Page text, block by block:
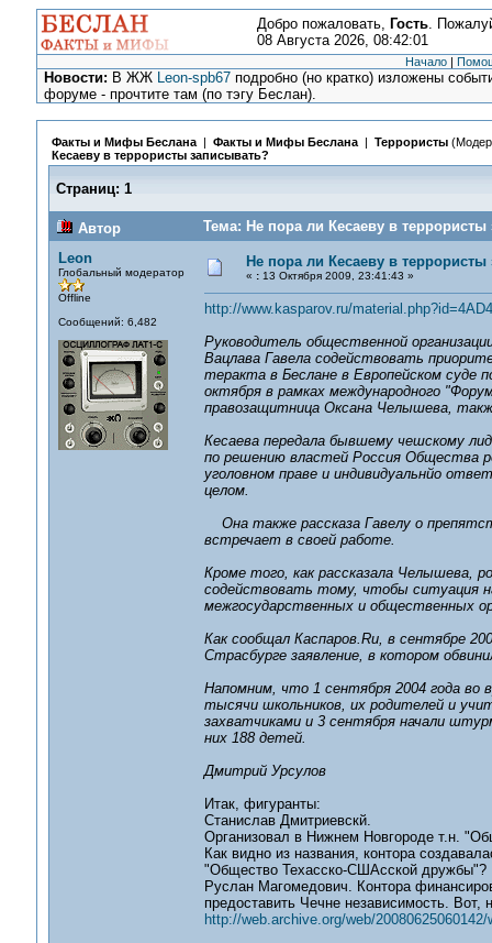
Добро пожаловать, Гость.
08 Августа 2026, 08:42:01
Начало |
Новости: В ЖЖ Leon-spb67 подробно (но кратко) изложены
форуме - прочтите там (по тэгу Беслан).
Факты и Мифы Беслана| Факты и Мифы Беслана| Террористы
Кесаеву в террористы записывать?
Страниц: 1
Автор
Тема: Не пора ли Кесаеву в
Leon
Глобальный модератор
Offline
Сообщений: 6,482
Не пора ли Кесаеву в террористы
« :13 Октября 2009, 23:41:43 »
http://www.kasparov.ru/
Руководитель общественной
Вацлава Гавела содействовать
теракта в Беслане в Европейском суде
октября в рамках международного
правозащитница Оксана Челышева,
Кесаева передала бывшему чешскому
по решению властей Россия Общества
уголовном праве и индивидуальнйо
целом.
Она также рассказа Гавелу о
встречает в своей работе.
Кроме того, как рассказала Челышева,
содействовать тому, чтобы ситуация
межгосударственных и общественных
Как сообщал Каспаров.Ru, в сентябре
Страсбурге заявление, в котором
Напомним, что 1 сентября 2004 года во
тысячи школьников, их родителей и
захватчиками и 3 сентября начали
них 188 детей.
Дмитрий Урсулов
Итак, фигуранты:
Станислав Дмитриевскй.
Организовал в Нижнем Новгороде т.н.
Как видно из названия, контора
"Общество Техасско-СШАсской дружбы"?
Руслан Магомедович. Контора
предоставить Чечне независимость. Вот,
http://web.archive.org/web/